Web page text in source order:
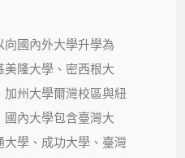
國內外大學升學為
美隆大學、密西根大
州大學爾灣校區與紐
內大學包含臺灣大
學、成功大學、臺灣